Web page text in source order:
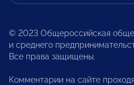
© 2023 Общероссийская
и среднего
Все права защищены.
Комментарии на сайте